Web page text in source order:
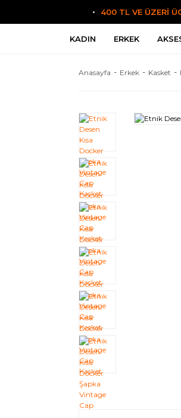
400 TL VE ÜZERİ
KADIN ERKEK
Anasayfa Erkek Kasket